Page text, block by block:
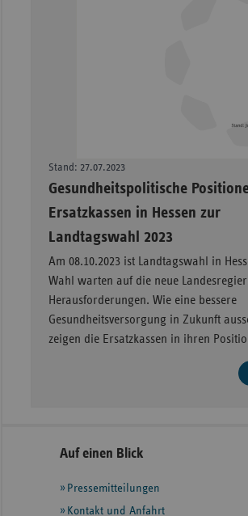
Stand: 27.07.2023
–
Gesundheitspolitische
Ersatzkassen in Hessen zur
Landtagswahl 2023
Am 08.10.2023 ist Landtagswahl in
Wahl warten auf die neue
Herausforderungen. Wie eine bessere
Gesundheitsversorgung in Zukunft
zeigen die Ersatzkassen in ihren
Seitennavigation
Seitenleiste
weiteren
Informationen
Auf einen Blick
Pressemitteilungen
Kontakt und Anfahrt